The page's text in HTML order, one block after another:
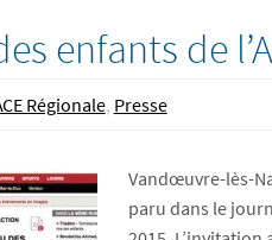
enfants de
Régionale, Presse
Vandœuvre-lès-
paru dans le